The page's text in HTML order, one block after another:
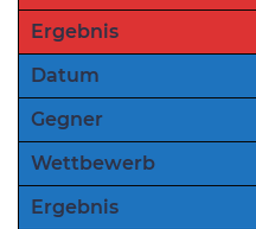
Ergebnis
Datum
Gegner
Wettbewerb
Ergebnis